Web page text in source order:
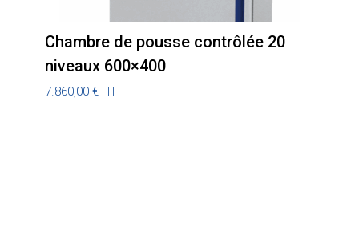
Chambre de pousse contrôlée 20
niveaux 600×400
7.860,00 € HT